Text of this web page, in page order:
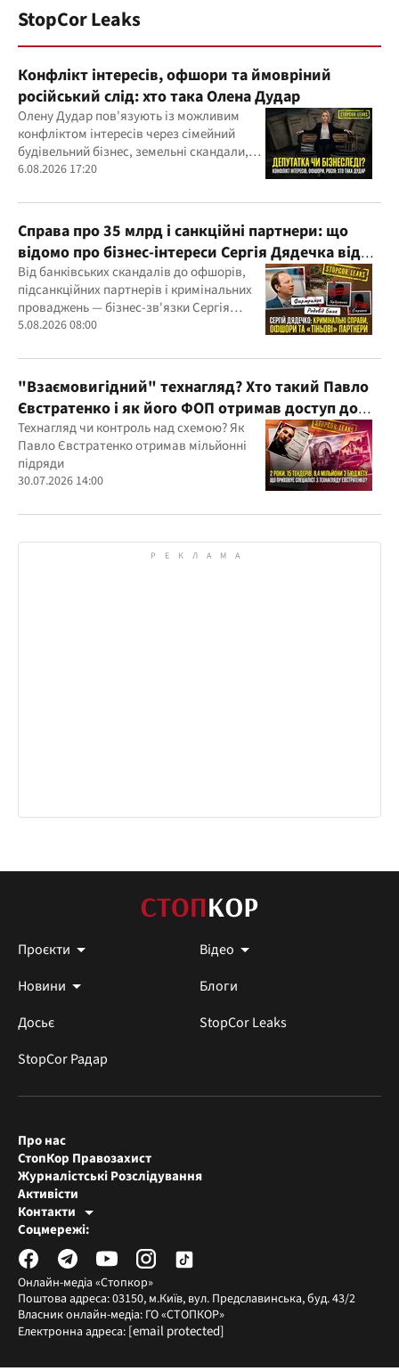
StopCor Leaks
Конфлікт інтересів, офшори та ймовріний
російський слід: хто така Олена Дудар
Олену Дудар пов'язують із можливим
конфліктом інтересів через сімейний
будівельний бізнес, земельні скандали,
судові справи
6.08.2026 17:20
Справа про 35 млрд і санкційні партнери: що
відомо про бізнес-інтереси Сергія Дядечка від
"Родовід Банку" до "ФАРМАСЕЛ"
Від банківських скандалів до офшорів,
підсанкційних партнерів і кримінальних
проваджень — бізнес-зв'язки Сергія
Дядечка й досі простягаються через
5.08.2026 08:00
"Взаємовигідний" технагляд? Хто такий Павло
Євстратенко і як його ФОП отримав доступ до
бюджетних мільйонів?
Технагляд чи контроль над схемою? Як
Павло Євстратенко отримав мільйонні
підряди
30.07.2026 14:00
Проєкти
Відео
Новини
Блоги
Досьє
StopCor Leaks
StopCor Радар
Онлайн-медіа «Стопкор»
Поштова адреса: 03150, м.Київ, вул. Предславинська, буд. 43/2
Власник онлайн-медіа: ГО «СТОПКОР»
Електронна адреса: [email protected]
Про нас
СтопКор Правозахист
Журналістські Розслідування
Активісти
Контакти
Редакція СтопКора
Журналісти-розслідувачі
Соцмережі: